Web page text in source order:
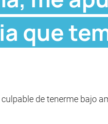
que
de tenerme bajo